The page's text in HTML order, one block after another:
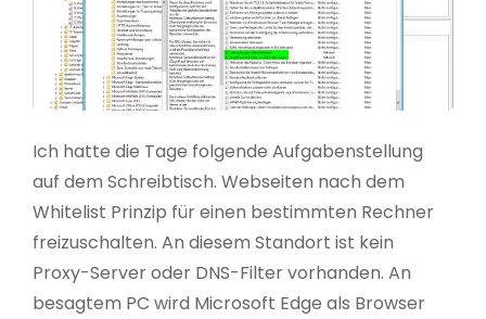
Ich hatte die Tage folgende Aufgabenstellung
auf dem Schreibtisch. Webseiten nach dem
Whitelist Prinzip für einen bestimmten Rechner
freizuschalten. An diesem Standort ist kein
Proxy-Server oder DNS-Filter vorhanden. An
besagtem PC wird Microsoft Edge als Browser